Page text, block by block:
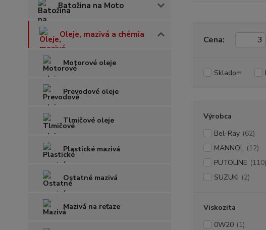
Batožina na Moto
Oleje, mazivá a chémia
Motorové oleje
Prevodové oleje
Tlmičové oleje
Plastické mazivá
Ostatné mazivá
Mazivá na reťaze
Cena:
Skladom
Výrobca
Bel-Ray (62)
MANNOL (12)
PUTOLINE (110)
SUZUKI (2)
Viskozita
0W20 (1)